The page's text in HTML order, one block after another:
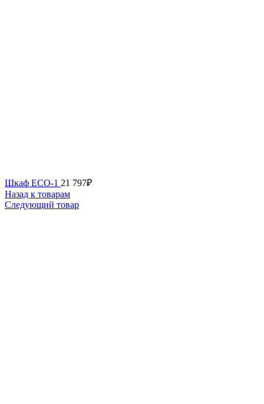
Шкаф ECO-1 21 797₽
Назад к товарам
Следующий товар